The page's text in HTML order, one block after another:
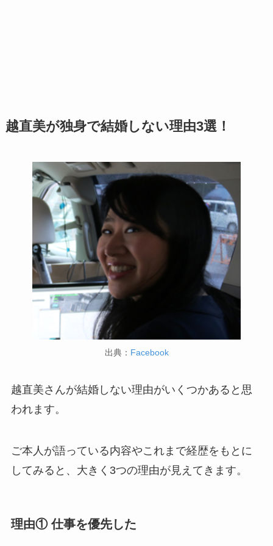
越直美が独身で結婚しない理由3選！
出典： Facebook
越直美さんが結婚しない理由がいくつかあると思
われます。
ご本人が語っている内容やこれまで経歴をもとに
してみると、大きく3つの理由が見えてきます。
理由① 仕事を優先した